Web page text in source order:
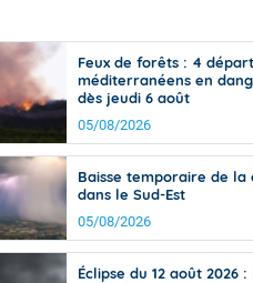
de
Phénomènes
Avertissement pluies
des communes (Apic)
Bulletins Marine
Bulletins d'estimation
d'avalanche
Météo des forêts
Vigicrues
Feux de forêts : 4
méditerranéens en
dès jeudi 6 août
05/08/2026
Baisse temporaire de la
dans le Sud-Est
05/08/2026
Éclipse du 12 août 2026